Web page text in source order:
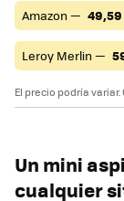
Amazon — 49,59
Leroy Merlin —
El precio podría
Un mini
cualquier